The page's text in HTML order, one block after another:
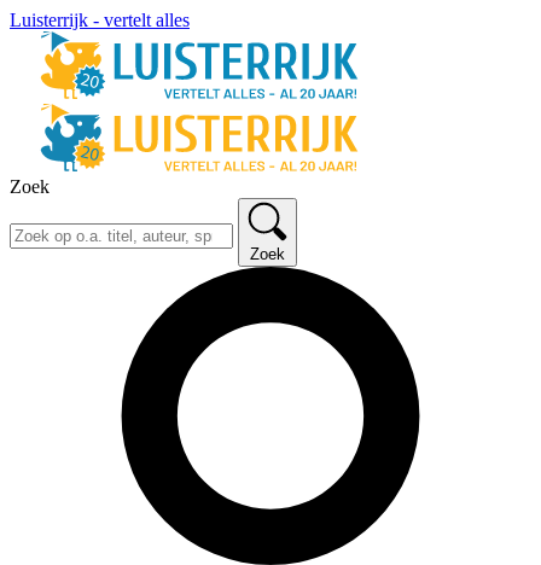
Luisterrijk - vertelt alles
Zoek
Zoek